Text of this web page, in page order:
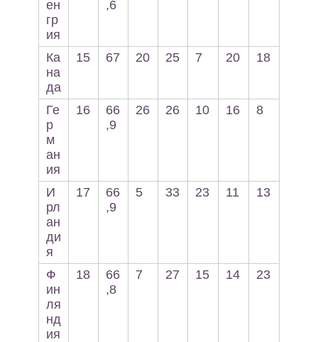
ен
гр
ия
,6
Ка
на
да
15 67 20 25 7 20 18
Ге
р
м
ан
ия
16
66
,9
26 26 10 16 8
И
рл
ан
ди
я
17
66
,9
5 33 23 11 13
Ф
ин
ля
нд
ия
18
66
,8
7 27 15 14 23